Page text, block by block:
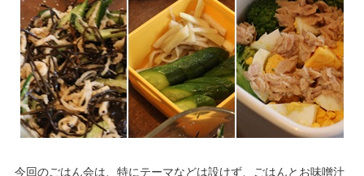
今回のごはん会は、特にテーマなどは設けず、ごはんとお味噌汁